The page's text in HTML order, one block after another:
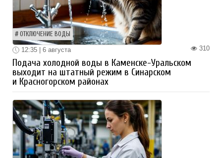
ОТКЛЮЧЕНИЕ ВОДЫ
310
12:35 | 6 августа
Подача холодной воды в Каменске-Уральском
выходит на штатный режим в Синарском
и Красногорском районах